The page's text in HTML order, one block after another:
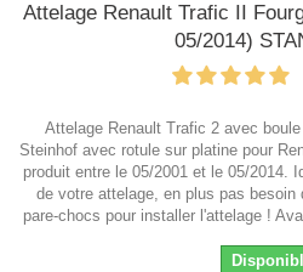
Attelage Renault Trafic II
05/2014)
Attelage Renault Trafic 2 avec
Steinhof avec rotule sur platine pour
produit entre le 05/2001 et le 05/2014.
de votre attelage, en plus pas besoin
pare-chocs pour installer l'attelage !